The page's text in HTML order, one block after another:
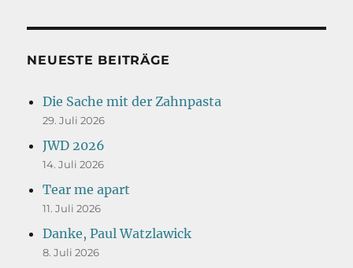
NEUESTE BEITRÄGE
Die Sache mit der Zahnpasta
29. Juli 2026
JWD 2026
14. Juli 2026
Tear me apart
11. Juli 2026
Danke, Paul Watzlawick
8. Juli 2026